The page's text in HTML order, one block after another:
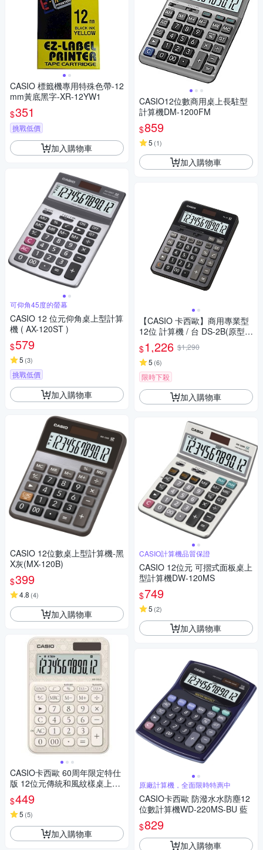
CASIO 標籤機專用特殊色帶-12
mm黃底黑字-XR-12YW1
$351
挑戰低價
加入購物車
可仰角45度的螢幕
CASIO 12 位元仰角桌上型計算
機 ( AX-120ST )
$579
5 (3)
挑戰低價
加入購物車
CASIO 12位數桌上型計算機-黑
X灰(MX-120B)
$399
4.8 (4)
加入購物車
CASIO卡西歐 60周年限定特仕
版 12位元傳統和風紋樣桌上型
計算機-竹編白(MS-20UC-JW
E)
$449
5 (5)
加入購物車
CASIO12位數商用桌上長駐型
計算機DM-1200FM
$859
5 (1)
加入購物車
【CASIO 卡西歐】商用專業型
12位 計算機 / 台 DS-2B(原型號
DS-2TS)
$1,226 $1,290
5 (6)
限時下殺
加入購物車
CASIO計算機品質保證
CASIO 12位元 可摺式面板桌上
型計算機DW-120MS
$749
5 (2)
加入購物車
原廠計算機，全面限時特惠中
CASIO卡西歐 防潑水水防塵12
位數計算機WD-220MS-BU 藍
$829
加入購物車